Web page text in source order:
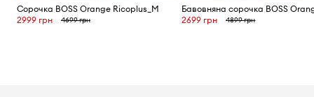
Сорочка BOSS Orange Ricoplus_M
2999 грн
4699 грн
Бавовняна сорочка BOSS
2699 грн
4899 грн